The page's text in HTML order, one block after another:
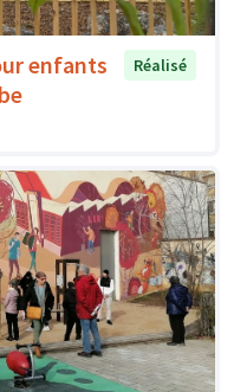
enfants
Réalisé